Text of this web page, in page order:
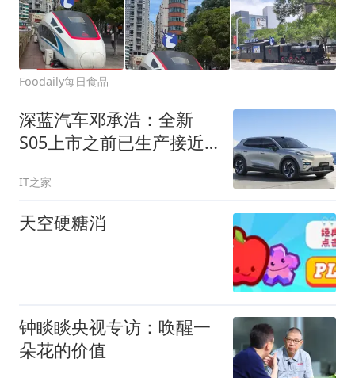
Foodaily每日食品
深蓝汽车邓承浩：全新
S05上市之前已生产接近
IT之家
天空硬糖消
钟睒睒央视专访：唤醒一
朵花的价值